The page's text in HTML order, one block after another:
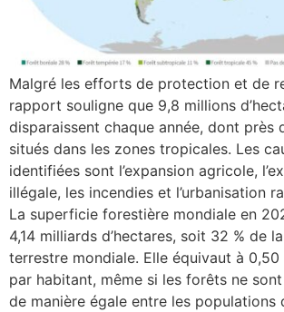
Malgré les efforts de protection et de
rapport souligne que 9,8 millions
disparaissent chaque année, dont près
situés dans les zones tropicales. Les
identifiées sont l’expansion agricole,
illégale, les incendies et l’urbanisation
La superficie forestière mondiale en
4,14 milliards d’hectares, soit 32 % de
terrestre mondiale. Elle équivaut à
par habitant, même si les forêts ne
de manière égale entre les populations